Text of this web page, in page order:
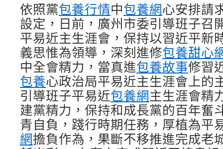
依照黨包養行情中包養網心安排請
設定，日前，廣州市委引導班子召
平易近主生涯會，保持以習近平新
義思惟為領導，深刻進修包養甜心
中全會精力，當真進包養故事修習
包養心政治局平易近主生涯會上的
引導班子平易近包養網主生涯會精
建黨精力，保持和成長黨的百年奮
青自負，踐行時期任務，厚植為平
網擔負作為，果斷不移推進完成老